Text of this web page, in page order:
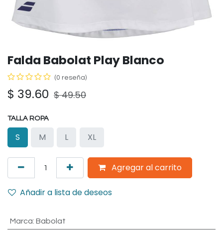
Falda Babolat Play Blanco
(0 reseña)
$ 39.60 $49.50
TALLA ROPA
S M L XL
Agregar al carrito
Añadir a lista de deseos
Marca: Babolat